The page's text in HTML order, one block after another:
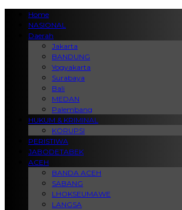
Home
NASIONAL
Daerah
Jakarta
BANDUNG
Yogyakarta
Surabaya
Bali
MEDAN
Palembang
HUKUM & KRIMINAL
KORUPSI
PERISTIWA
JABODETABEK
ACEH
BANDA ACEH
SABANG
LHOKSEUMAWE
LANGSA